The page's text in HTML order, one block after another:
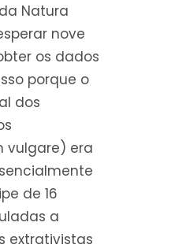
Natura
nove
os dados
porque o
dos
vulgare) era
de 16
a
extrativistas